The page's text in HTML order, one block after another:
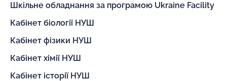
Шкільне обладнання за програмою Ukraine Facility
Кабінет біології НУШ
Кабінет фізики НУШ
Кабінет хімії НУШ
Кабінет історії НУШ